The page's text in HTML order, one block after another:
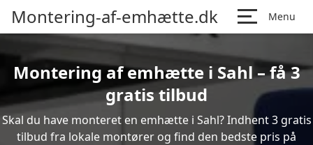
Montering-af-emhætte.dk Menu
Montering af emhætte i Sahl – få 3
gratis tilbud
Skal du have monteret en emhætte i Sahl? Indhent 3 gratis
tilbud fra lokale montører og find den bedste pris på